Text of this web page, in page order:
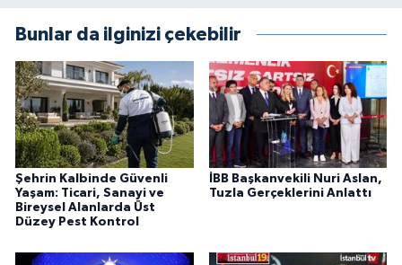
Bunlar da ilginizi çekebilir
Şehrin Kalbinde Güvenli
Yaşam: Ticari, Sanayi ve
Bireysel Alanlarda Üst
Düzey Pest Kontrol
İBB Başkanvekili Nuri Aslan,
Tuzla Gerçeklerini Anlattı